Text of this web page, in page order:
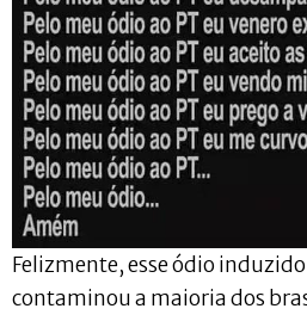
Felizmente, esse ódio
contaminou a maioria dos